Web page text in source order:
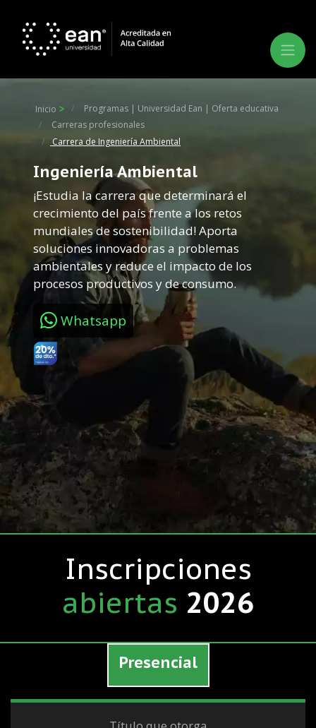
Inscripciones
abiertas 2026
Inicio
Programas | Universidad Ean | Oferta educativa
Carreras profesionales
Carrera de Ingeniería Ambiental
Ingeniería Ambiental
¡Estudia la carrera que determinará el
crecimiento del país frente a los retos
mundiales de sostenibilidad! Aporta
soluciones innovadoras a problemas
ambientales y reduce el impacto de los
procesos productivos y de consumo.
Whatsapp
Presencial